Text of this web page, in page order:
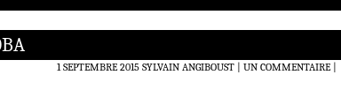
1 SEPTEMBRE 2015 SYLVAIN ANGIBOUST UN COMMENTAIRE|